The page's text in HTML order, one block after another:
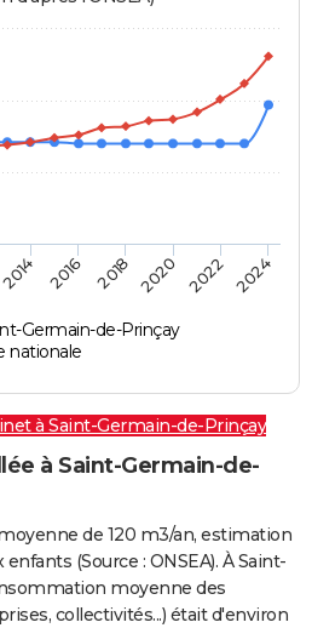
Germain-de-Prinçay
nationale
2014 2016 2018 2020 2022 2024
à Saint-Germain-de-Prinçay
à Saint-Germain-de-
de 120 m3/an, estimation
(Source : ONSEA). À Saint-
moyenne des
collectivités...) était d'environ